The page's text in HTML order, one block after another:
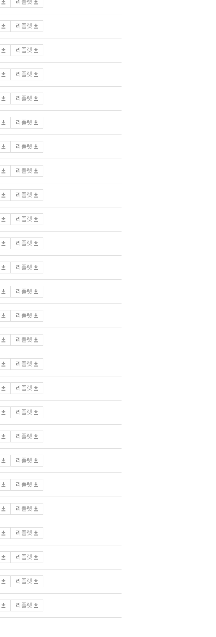
리플렛
리플렛
리플렛
리플렛
리플렛
리플렛
리플렛
리플렛
리플렛
리플렛
리플렛
리플렛
리플렛
리플렛
리플렛
리플렛
리플렛
리플렛
리플렛
리플렛
리플렛
리플렛
리플렛
리플렛
리플렛
리플렛